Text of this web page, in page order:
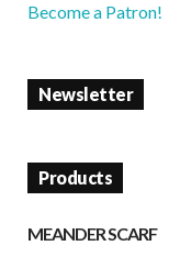
Become a Patron!
Newsletter
Products
MEANDER SCARF